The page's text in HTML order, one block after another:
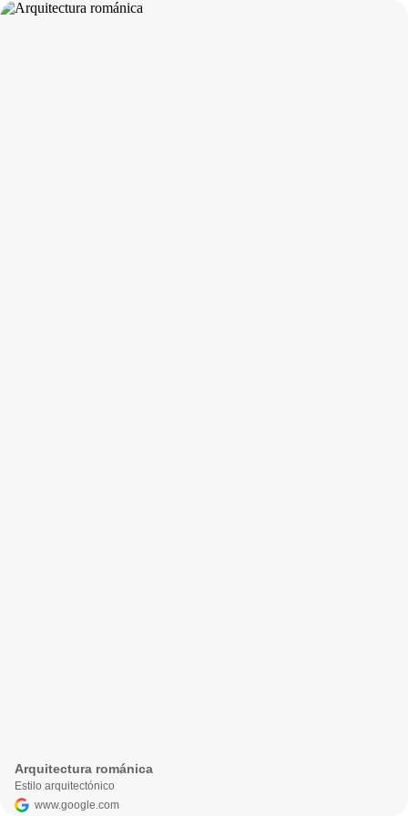
Arquitectura románica
Estilo arquitectónico
www.google.com